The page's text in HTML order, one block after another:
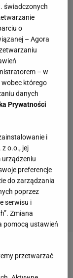
siłą ognia
świadczonych
o
– Agora
– w
wobec którego
danych
Prywatności
i
o.o., jej
urządzeniu
preferencje
do zarządzania
poprzez
serwisu i
Zmiana
pomocą ustawień
przetwarzać